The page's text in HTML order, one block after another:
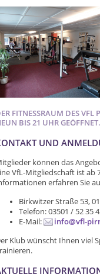
FITNESSRAUM DES VFL
BIS 21 UHR GEÖFFNET.
UND
können das
VfL-Mitgliedschaft ist ab
erfahren Sie
Birkwitzer Straße 53,
Telefon: 03501 / 52 35
E-Mail:
info@vfl-
Klub wünscht Ihnen viel